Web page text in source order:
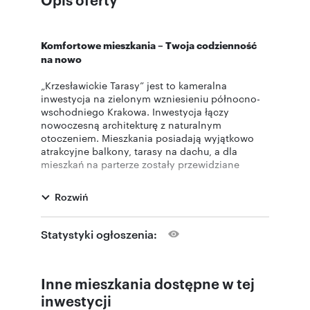
Komfortowe mieszkania – Twoja codzienność
na nowo
„Krzesławickie Tarasy” jest to kameralna
inwestycja na zielonym wzniesieniu północno-
wschodniego Krakowa. Inwestycja łączy
nowoczesną architekturę z naturalnym
otoczeniem. Mieszkania posiadają wyjątkowo
atrakcyjne balkony, tarasy na dachu, a dla
mieszkań na parterze zostały przewidziane
świeżym powietrzu. Duże okna wprowadzają
mnóstwo naturalnego światła, a przestronny
układ wnętrz daje pełną swobodę w aranżacji i
codziennym użytkowaniu.
Mieszkańcy mają do dyspozycji ciche i
Rozwiń
Statystyki ogłoszenia:
Inne mieszkania dostępne w tej
inwestycji